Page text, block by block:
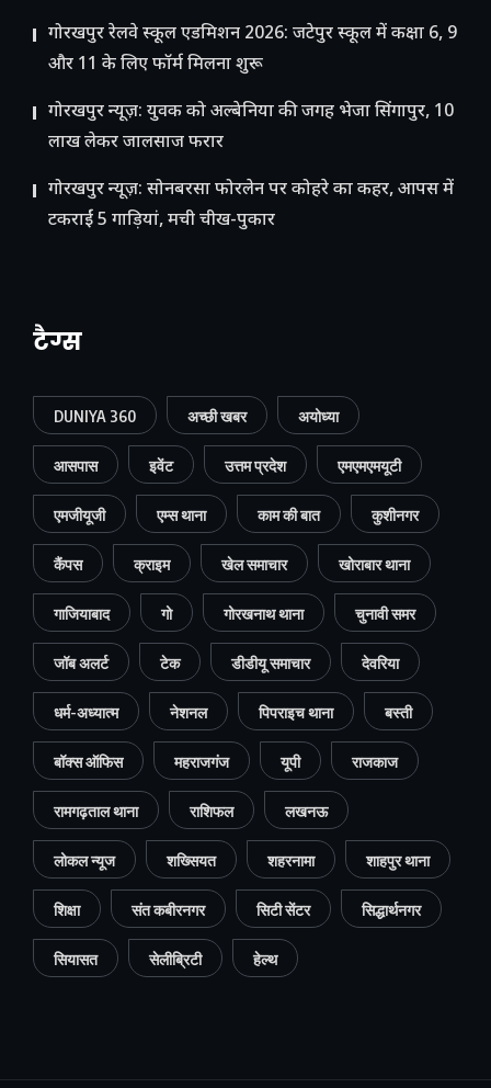
गोरखपुर रेलवे स्कूल एडमिशन 2026: जटेपुर स्कूल में कक्षा 6, 9
और 11 के लिए फॉर्म मिलना शुरू
गोरखपुर न्यूज़: युवक को अल्बेनिया की जगह भेजा सिंगापुर, 10
लाख लेकर जालसाज फरार
गोरखपुर न्यूज़: सोनबरसा फोरलेन पर कोहरे का कहर, आपस में
टकराईं 5 गाड़ियां, मची चीख-पुकार
टैग्स
DUNIYA 360 अच्छी खबर अयोध्या
आसपास इवेंट उत्तम प्रदेश एमएमएमयूटी
एमजीयूजी एम्स थाना काम की बात कुशीनगर
कैंपस क्राइम खेल समाचार खोराबार थाना
गाजियाबाद गो गोरखनाथ थाना चुनावी समर
जॉब अलर्ट टेक डीडीयू समाचार देवरिया
धर्म-अध्यात्म नेशनल पिपराइच थाना बस्ती
बॉक्स ऑफिस महराजगंज यूपी राजकाज
रामगढ़ताल थाना राशिफल लखनऊ
लोकल न्यूज शख्सियत शहरनामा शाहपुर थाना
शिक्षा संत कबीरनगर सिटी सेंटर सिद्धार्थनगर
सियासत सेलीब्रिटी हेल्थ